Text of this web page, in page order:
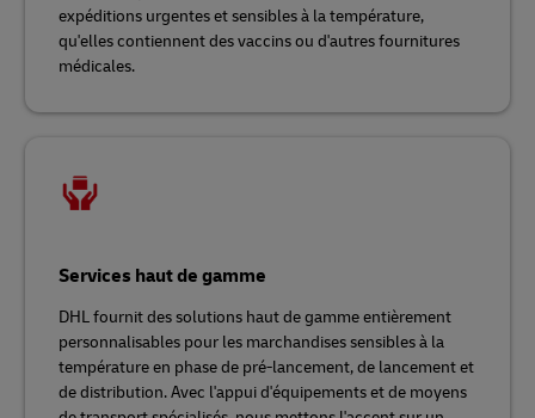
expéditions urgentes et sensibles à la température,
qu'elles contiennent des vaccins ou d'autres fournitures
médicales.
Services haut de gamme
DHL fournit des solutions haut de gamme entièrement
personnalisables pour les marchandises sensibles à la
température en phase de pré-lancement, de lancement et
de distribution. Avec l'appui d'équipements et de moyens